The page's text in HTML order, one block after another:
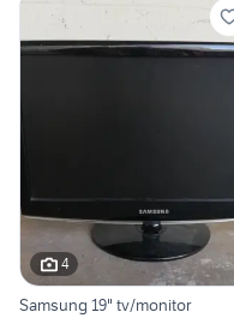
4
Samsung 19" tv/monitor